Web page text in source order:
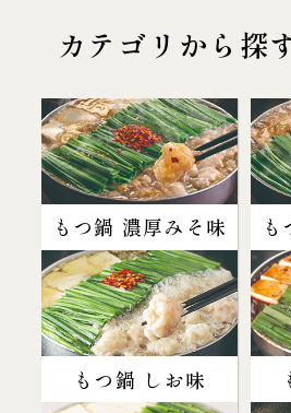
カテゴリから探
もつ鍋 濃厚みそ味
もつ鍋 しお味